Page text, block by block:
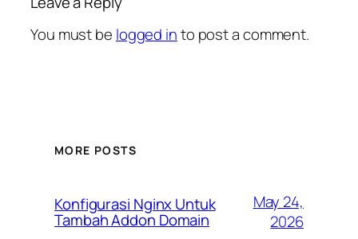
You must be logged into post a comment.
MORE POSTS
Konfigurasi Nginx Untuk
Tambah Addon Domain
May 24,
2026